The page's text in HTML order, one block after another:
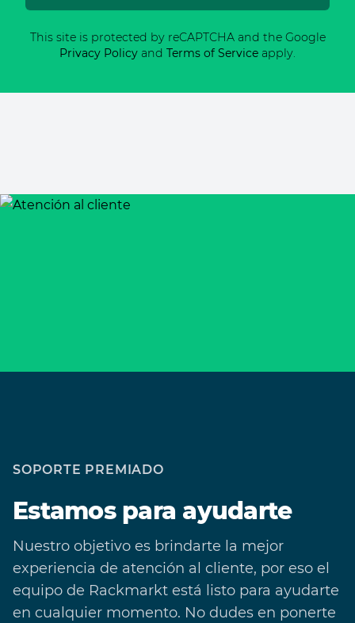
This site is protected by reCAPTCHA and the Google
Privacy Policy and Terms of Service apply.
SOPORTE PREMIADO
Estamos para ayudarte
Nuestro objetivo es brindarte la mejor
experiencia de atención al cliente, por eso el
equipo de Rackmarkt está listo para ayudarte
en cualquier momento. No dudes en ponerte